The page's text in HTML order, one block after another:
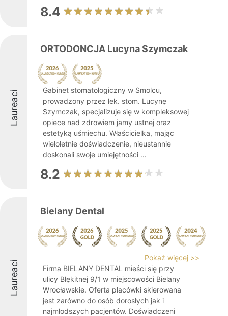
8.4
Laureaci
ORTODONCJA Lucyna Szymczak
Gabinet stomatologiczny w Smolcu,
prowadzony przez lek. stom. Lucynę
Szymczak, specjalizuje się w kompleksowej
opiece nad zdrowiem jamy ustnej oraz
estetyką uśmiechu. Właścicielka, mając
wieloletnie doświadczenie, nieustannie
doskonali swoje umiejętności ...
8.2
Laureaci
Bielany Dental
Pokaż więcej >>
Firma BIELANY DENTAL mieści się przy
ulicy Błękitnej 9/1 w miejscowości Bielany
Wrocławskie. Oferta placówki skierowana
jest zarówno do osób dorosłych jak i
najmłodszych pacjentów. Doświadczeni